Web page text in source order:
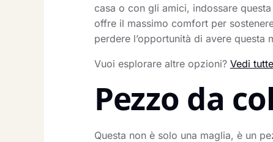
casa o con gli amici, indossare
offre il massimo comfort per
perdere l’opportunità di avere
Vuoi esplorare altre opzioni? Vedi
Pezzo da
Questa non è solo una maglia, è un